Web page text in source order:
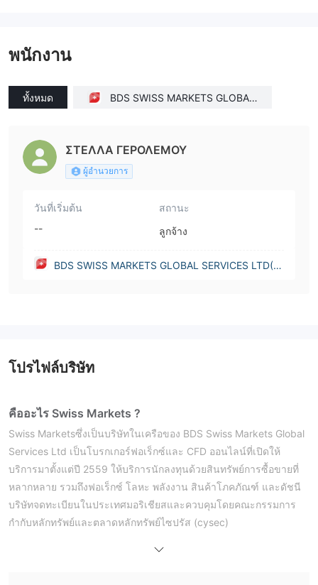
พนักงาน
ทั้งหมด
BDS SWISS MARKETS GLOBAL
ΣΤΕΛΛΑ ΓΕΡΟΛΕΜΟΥ
ผู้อำนวยการ
วันที่เริ่มต้น
--
สถานะ
ลูกจ้าง
BDS SWISS MARKETS GLOBAL SERVICES LTD(C
โปรไฟล์บริษัท
คืออะไร Swiss Markets ?
Swiss Marketsซึ่งเป็นบริษัทในเครือของ BDS Swiss Markets Global
Services Ltd เป็นโบรกเกอร์ฟอเร็กซ์และ CFD ออนไลน์ที่เปิดให้
บริการมาตั้งแต่ปี 2559 ให้บริการนักลงทุนด้วยสินทรัพย์การซื้อขายที่
หลากหลาย รวมถึงฟอเร็กซ์ โลหะ พลังงาน สินค้าโภคภัณฑ์ และดัชนี
บริษัทจดทะเบียนในประเทศมอริเชียสและควบคุมโดยคณะกรรมการ
กำกับหลักทรัพย์และตลาดหลักทรัพย์ไซปรัส (cysec)